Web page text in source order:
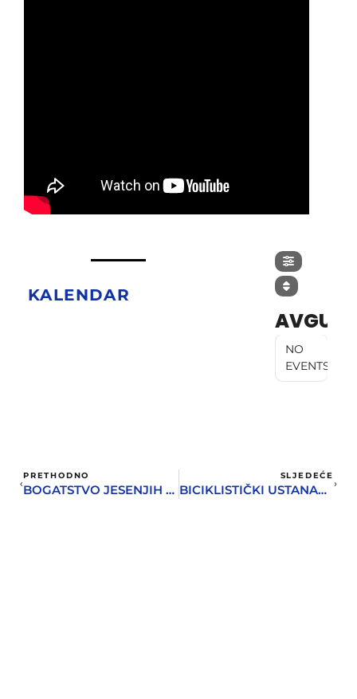
KALENDAR
AVGUST
NO
EVENTS
PRETHODNO
BOGATSTVO JESENJIH PLODOVA U CENTRU HERCEG NOVOG
SLJEDEĆE
BICIKLISTIČKI USTANAK U CRNOJ GORI